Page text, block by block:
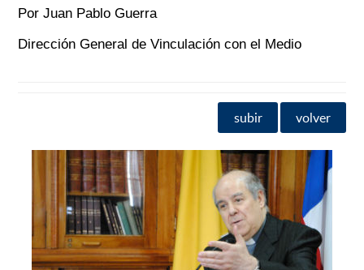
Por Juan Pablo Guerra
Dirección General de Vinculación con el Medio
subir volver